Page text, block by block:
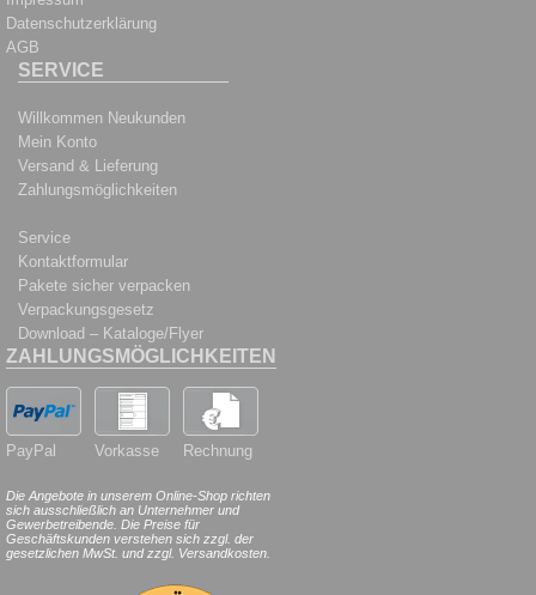
Datenschutzerklärung
AGB
SERVICE
Willkommen Neukunden
Mein Konto
Versand & Lieferung
Zahlungsmöglichkeiten
Service
Kontaktformular
Pakete sicher verpacken
Verpackungsgesetz
Download – Kataloge/Flyer
ZAHLUNGSMÖGLICHKEITEN
PayPal Vorkasse Rechnung
Die Angebote in unserem Online-Shop richten
sich ausschließlich an Unternehmer und
Gewerbetreibende. Die Preise für
Geschäftskunden verstehen sich zzgl. der
gesetzlichen MwSt. und zzgl. Versandkosten.